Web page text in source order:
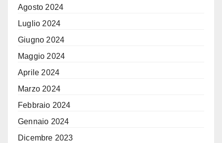
Agosto 2024
Luglio 2024
Giugno 2024
Maggio 2024
Aprile 2024
Marzo 2024
Febbraio 2024
Gennaio 2024
Dicembre 2023